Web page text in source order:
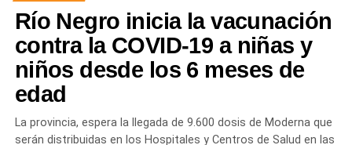
Río Negro inicia la vacunación
contra la COVID-19 a niñas y
niños desde los 6 meses de
edad
La provincia, espera la llegada de 9.600 dosis de Moderna que
serán distribuidas en los Hospitales y Centros de Salud en las